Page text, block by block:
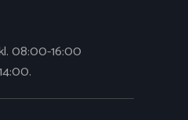
08:00-16:00